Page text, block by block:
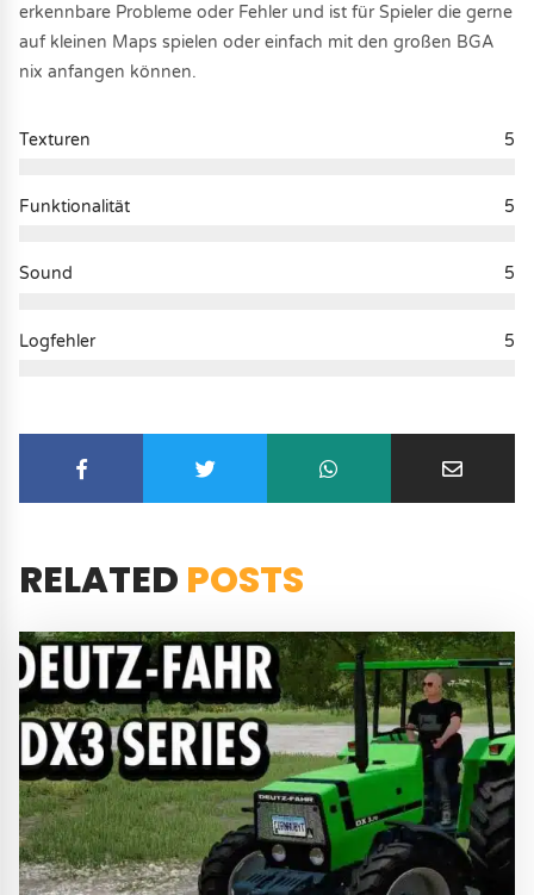
erkennbare Probleme oder Fehler und ist für Spieler die gerne
auf kleinen Maps spielen oder einfach mit den großen BGA
nix anfangen können.
Texturen 5
Funktionalität 5
Sound 5
Logfehler 5
RELATED POSTS